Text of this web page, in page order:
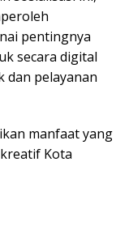
pentingnya
secara digital
pelayanan
manfaat yang
Kota